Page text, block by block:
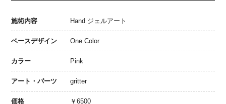
施術内容 Hand ジェルアート
ベースデザイン One Color
カラー Pink
アート・パーツ gritter
価格 ￥6500